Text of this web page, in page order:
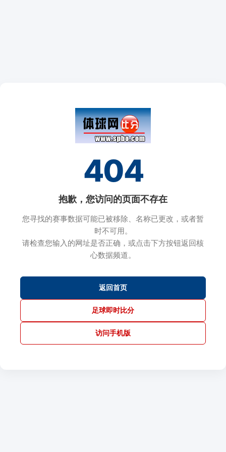
404
抱歉，您访问的页面不存在
您寻找的赛事数据可能已被移除、名称已更改，或者暂
时不可用。
请检查您输入的网址是否正确，或点击下方按钮返回核
心数据频道。
返回首页
足球即时比分
访问手机版